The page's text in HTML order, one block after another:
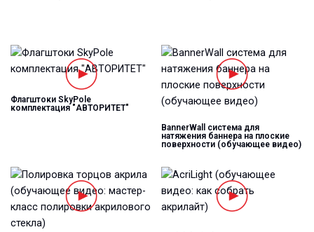
Флагштоки SkyPole
комплектация "АВТОРИТЕТ"
BannerWall система для
натяжения баннера на плоские
поверхности (обучающее видео)